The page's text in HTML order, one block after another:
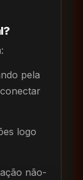
pela
logo
não-